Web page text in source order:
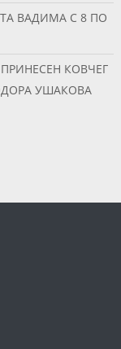
ВАДИМА С 8 ПО
КОВЧЕГ
УШАКОВА